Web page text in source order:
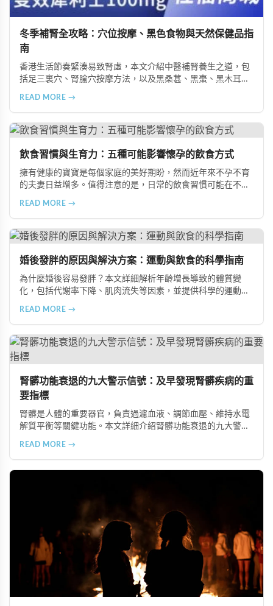
冬季補腎全攻略：穴位按摩、黑色食物與天然保健品指
南
香港生活節奏緊湊易致腎虛，本文介紹中醫補腎養生之道，包
括足三裏穴、腎腧穴按摩方法，以及黑桑葚、黑棗、黑木耳等
READ MORE →
飲食習慣與生育力：五種可能影響懷孕的飲食方式
擁有健康的寶寶是每個家庭的美好期盼，然而近年來不孕不育
的夫妻日益增多。值得注意的是，日常的飲食習慣可能在不知
擔，幫助準備懷孕的夫妻提升受孕機率。
READ MORE →
婚後發胖的原因與解決方案：運動與飲食的科學指南
為什麼婚後容易發胖？本文詳細解析年齡增長導致的體質變
化，包括代謝率下降、肌肉流失等因素，並提供科學的運動與
READ MORE →
腎髒功能衰退的九大警示信號：及早發現腎髒疾病的重
要指標
腎髒是人體的重要器官，負責過濾血液、調節血壓、維持水電
解質平衡等關鍵功能。本文詳細介紹腎髒功能衰退的九大警示
READ MORE →